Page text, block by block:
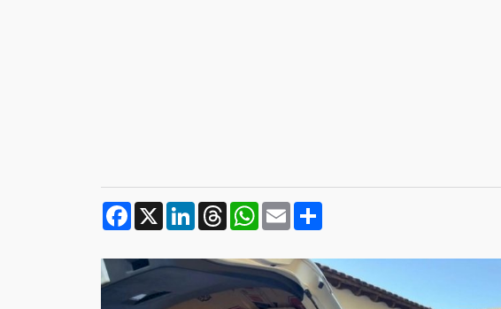
Facebook
X LinkedInThreadsWhatsApp
Email